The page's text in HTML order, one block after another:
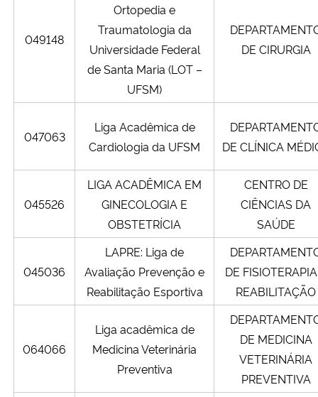
049148
Ortopedia e
Traumatologia da
Universidade Federal
de Santa Maria (LOT –
UFSM)
DE CIRURGIA
047063
Liga Acadêmica de
Cardiologia da UFSM
DE CLÍNICA
045526
LIGA ACADÊMICA EM
GINECOLOGIA E
OBSTETRÍCIA
CENTRO DE
CIÊNCIAS DA
SAÚDE
045036
LAPRE: Liga de
Avaliação Prevenção e
Reabilitação Esportiva
DE
REABILITAÇÃO
064066
Liga acadêmica de
Medicina Veterinária
Preventiva
DE MEDICINA
VETERINÁRIA
PREVENTIVA